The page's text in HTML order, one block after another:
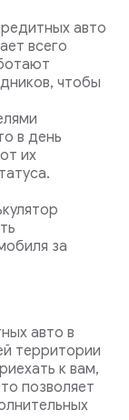
авто
всего
чтобы
в день
их
за
авто в
территории
к вам,
позволяет